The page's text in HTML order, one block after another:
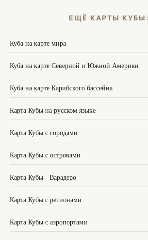
ЕЩЁ КАРТЫ КУБЫ:
Куба на карте мира
Куба на карте Северной и Южной Америки
Куба на карте Карибского бассейна
Карта Кубы на русском языке
Карта Кубы с городами
Карта Кубы с островами
Карта Кубы - Варадеро
Карта Кубы с регионами
Карта Кубы с аэропортами